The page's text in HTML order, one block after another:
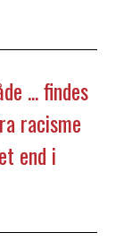
... findes
racisme
end i